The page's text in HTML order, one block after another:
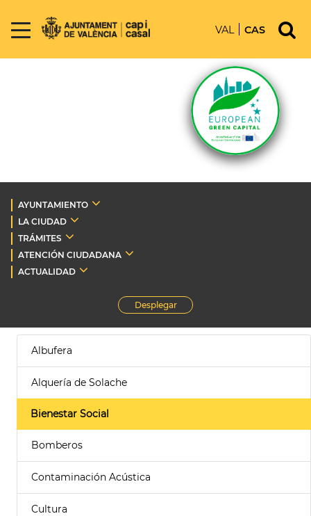
VAL CAS
AYUNTAMIENTO
LA CIUDAD
TRÁMITES
ATENCIÓN CIUDADANA
ACTUALIDAD
Desplegar
Albufera
Alquería de Solache
Bienestar Social
Bomberos
Contaminación Acústica
Cultura